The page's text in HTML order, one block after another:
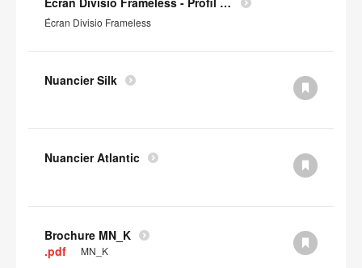
Écran Divisio Frameless
Nuancier Silk
Nuancier Atlantic
Brochure MN_K
.pdf
MN_K